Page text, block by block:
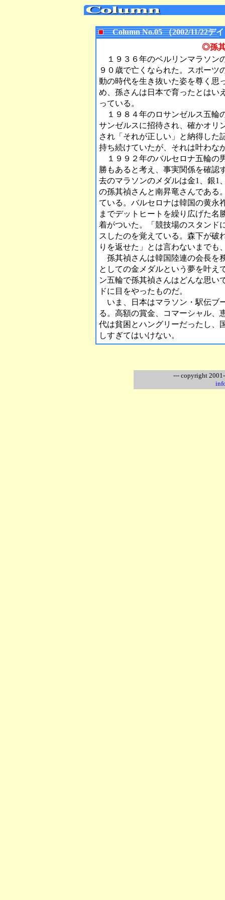
Column No.05 （2002/11/22デ
◎孫
１９３６年のベルリンマラソン
９０歳で亡くなられた。スポーツ
動の時代を生き抜いた姿を尊く思
め、孫さんは日本で育ったとはい
っている。
１９８４年のロサンゼルス五輪
サンゼルスに招待され、確かオリ
され「それが正しい」と納得した
持ち続けていたが、それは叶わな
１９９２年のバルセロナ五輪の
勝もあると考え、事実関係を確認
去のマラソンのメダルは金1、銀1
の孫其禎さんと南昇竜さんである
ている。バルセロナは韓国の黄永
までデットヒートを繰り広げた名
着がついた。「競技場のスタンド
スしたのを覚えている。森下が破
りを返せた」とは言わないまでも
孫其禎さんは韓国陸連の会長を
としての金メダルという夢を叶え
ン五輪で孫其禎さんはどんな思い
ドに目をやったものだ。
いま、日本はマラソン・駅伝ブ
る。高額の賞金、コマーシャル、
代は貧困とハングリーだったし、
しすぎてはいけない。
--- copyright